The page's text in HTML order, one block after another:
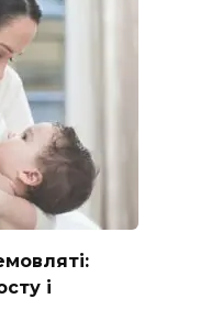
і